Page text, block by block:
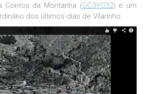
Contos da Montanha (GC3YG32) e um
dos últimos dias de Vilarinho: